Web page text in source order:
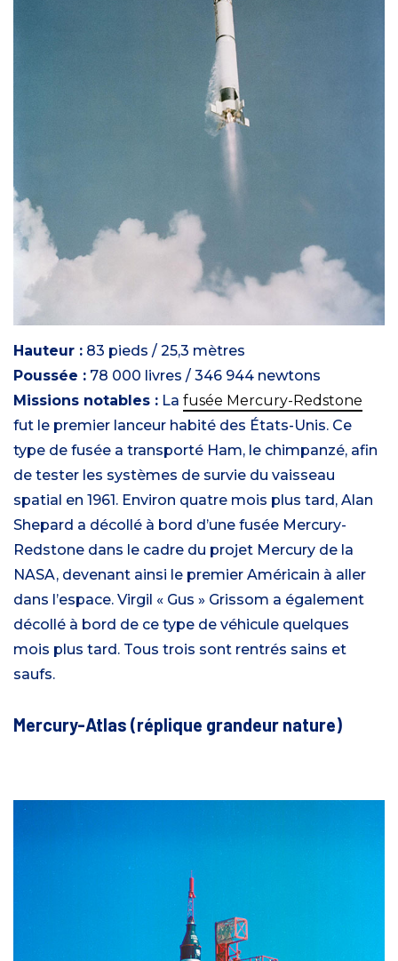
Hauteur : 83 pieds / 25,3 mètres
Poussée : 78 000 livres / 346 944 newtons
Missions notables : La fusée Mercury-Redstone
fut le premier lanceur habité des États-Unis. Ce
type de fusée a transporté Ham, le chimpanzé, afin
de tester les systèmes de survie du vaisseau
spatial en 1961. Environ quatre mois plus tard, Alan
Shepard a décollé à bord d’une fusée Mercury-
Redstone dans le cadre du projet Mercury de la
NASA, devenant ainsi le premier Américain à aller
dans l’espace. Virgil « Gus » Grissom a également
décollé à bord de ce type de véhicule quelques
mois plus tard. Tous trois sont rentrés sains et
saufs.
Mercury-Atlas (réplique grandeur nature)